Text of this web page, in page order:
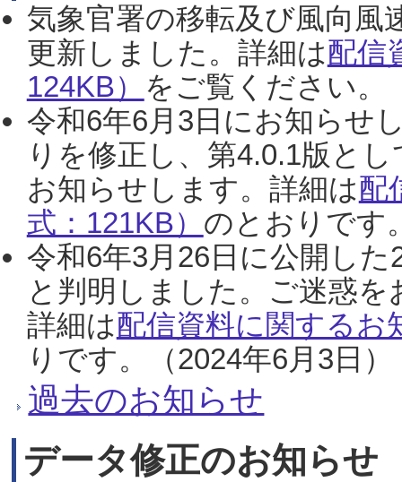
気象官署の移転及び風向風
更新しました。詳細は配信
124KB） をご覧ください。
令和6年6月3日にお知らせ
りを修正し、第4.0.1版と
お知らせします。詳細は配
式：121KB） のとおりです
令和6年3月26日に公開し
と判明しました。ご迷惑
詳細は配信資料に関するお
りです。（2024年6月3日）
過去のお知らせ
データ修正のお知らせ